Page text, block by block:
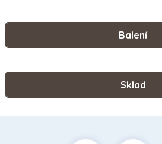
Balení
Sklad